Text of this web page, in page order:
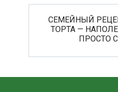
СЕМЕЙНЫЙ
ТОРТА —
ПРОСТО